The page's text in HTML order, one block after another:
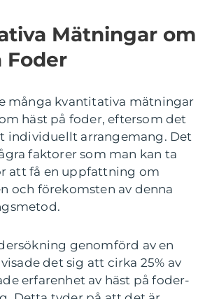
Mätningar om
Foder
många kvantitativa mätningar
häst på foder, eftersom det
individuellt arrangemang. Det
faktorer som man kan ta
att få en uppfattning om
och förekomsten av denna
genomförd av en
det sig att cirka 25% av
erfarenhet av häst på foder-